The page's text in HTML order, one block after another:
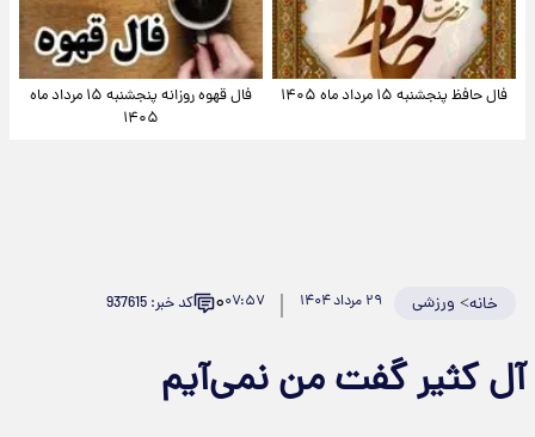
فال حافظ پنجشنبه ۱۵ مرداد ماه ۱۴۰۵
فال قهوه روزانه پنجشنبه ۱۵ مرداد ماه
۱۴۰۵
خانه> ورزشی ۲۹ مرداد ۱۴۰۴ ۰۷:۵۷۰ کد خبر: 937615
آل کثیر گفت من نمی‌آیم